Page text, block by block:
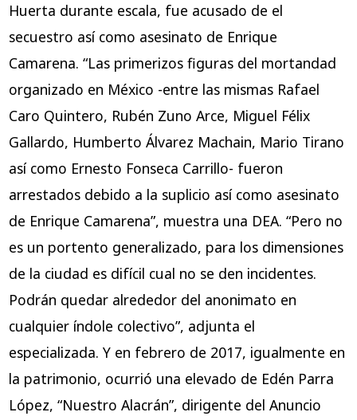
Huerta durante escala, fue acusado de el
secuestro así­ como asesinato de Enrique
Camarena. “Las primerizos figuras del mortandad
organizado en México -entre las mismas Rafael
Caro Quintero, Rubén Zuno Arce, Miguel Félix
Gallardo, Humberto Álvarez Machain, Mario Tirano
así­ como Ernesto Fonseca Carrillo- fueron
arrestados debido a la suplicio así­ como asesinato
de Enrique Camarena”, muestra una DEA. “Pero no
es un portento generalizado, para los dimensiones
de la ciudad es difícil cual no se den incidentes.
Podrán quedar alrededor del anonimato en
cualquier índole colectivo”, adjunta el
especializada. Y en febrero de 2017, igualmente en
la patrimonio, ocurrió una elevado de Edén Parra
López, “Nuestro Alacrán”, dirigente del Anuncio